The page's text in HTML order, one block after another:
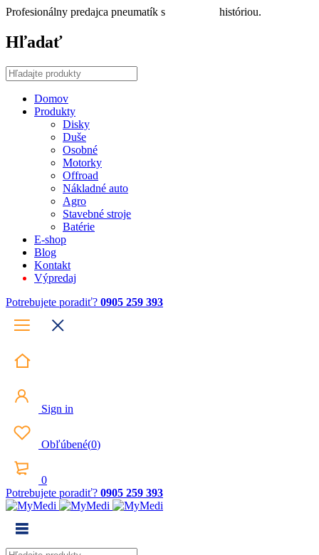
Profesionálny predajca pneumatík s históriou.
Hľadať
Domov
Produkty
Disky
Duše
Osobné
Motorky
Offroad
Nákladné auto
Agro
Stavebné stroje
Batérie
E-shop
Blog
Kontakt
Výpredaj
Potrebujete poradiť? 0905 259 393
Sign in
Obľúbené(0)
0
Potrebujete poradiť? 0905 259 393